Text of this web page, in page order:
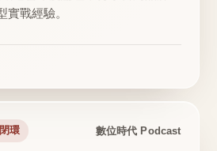
實戰經驗。
環 數位時代 Podcast